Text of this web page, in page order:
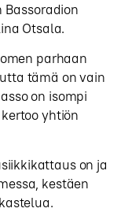
Bassoradion
Otsala.
parhaan
tämä on vain
on isompi
yhtiön
on ja
kestäen